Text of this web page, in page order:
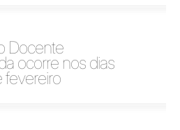
Docente
ocorre nos dias
fevereiro